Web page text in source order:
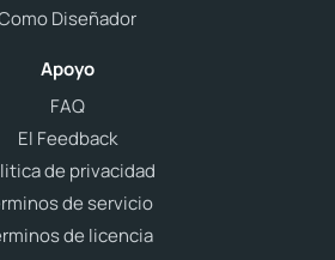
Diseñador
Apoyo
FAQ
El Feedback
de privacidad
de servicio
de licencia